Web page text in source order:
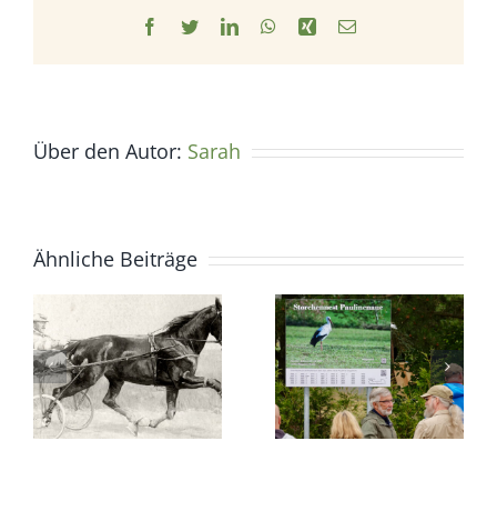
Facebook
TwitterLinkedInWhatsApp
Xing E-
Über den Autor: Sarah
Ähnliche Beiträge